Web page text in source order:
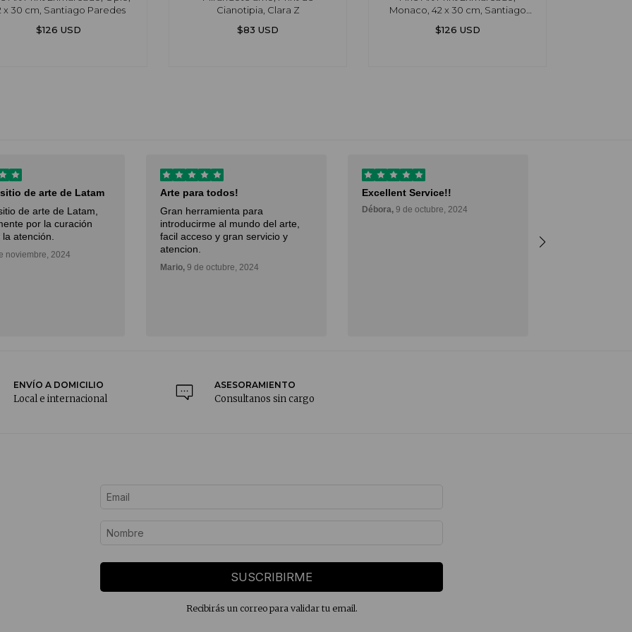
x 30 cm, Santiago Paredes
$126 USD
Cianotipia, Clara Z
$83 USD
Monaco, 42 x 30 cm, Santiago
$126 USD
de arte de Latam
de arte de Latam,
por la curación
atención.
noviembre, 2024
Arte para todos!
Gran herramienta para
introducirme al mundo del arte,
facil acceso y gran servicio y
atencion.
Mario, 9 de octubre, 2024
Excellent Service!!
Débora, 9 de octubre, 2024
ENVÍO A DOMICILIO
Local e internacional
ASESORAMIENTO
Consultanos sin cargo
SUSCRIBIRME
Recibirás un correo para validar tu email.